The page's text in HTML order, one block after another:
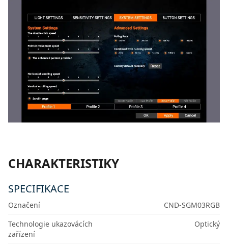
CHARAKTERISTIKY
SPECIFIKACE
Označení
CND-SGM03RGB
Technologie ukazovácích
zařízení
Optický